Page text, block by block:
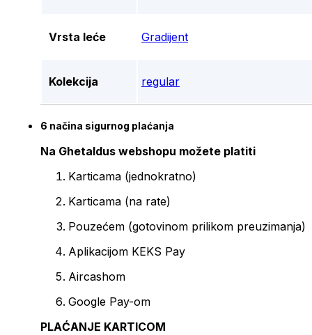
Vrsta leće Gradijent
Kolekcija regular
6 načina sigurnog plaćanja
Na Ghetaldus webshopu možete platiti
Karticama (jednokratno)
Karticama (na rate)
Pouzećem (gotovinom prilikom preuzimanja)
Aplikacijom KEKS Pay
Aircashom
Google Pay-om
PLAĆANJE KARTICOM